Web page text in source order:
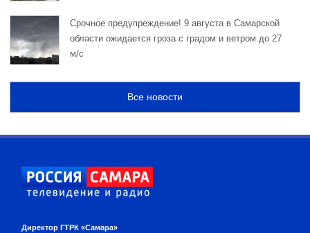
Срочное предупреждение! 9 августа в Самарской
области ожидается гроза с градом и ветром до 27
м/с
Все новости
Директор ГТРК «Самара»